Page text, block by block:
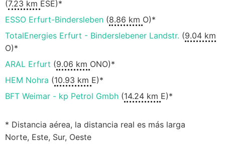
(7.23 km ESE)*
ESSO Erfurt-Bindersleben (8.86 km O)*
TotalEnergies Erfurt - Binderslebener Landstr. (9.04 km
O)*
ARAL Erfurt (9.06 km ONO)*
HEM Nohra (10.93 km E)*
BFT Weimar - kp Petrol Gmbh (14.24 km E)*
* Distancia aérea, la distancia real es más larga
Norte, Este, Sur, Oeste